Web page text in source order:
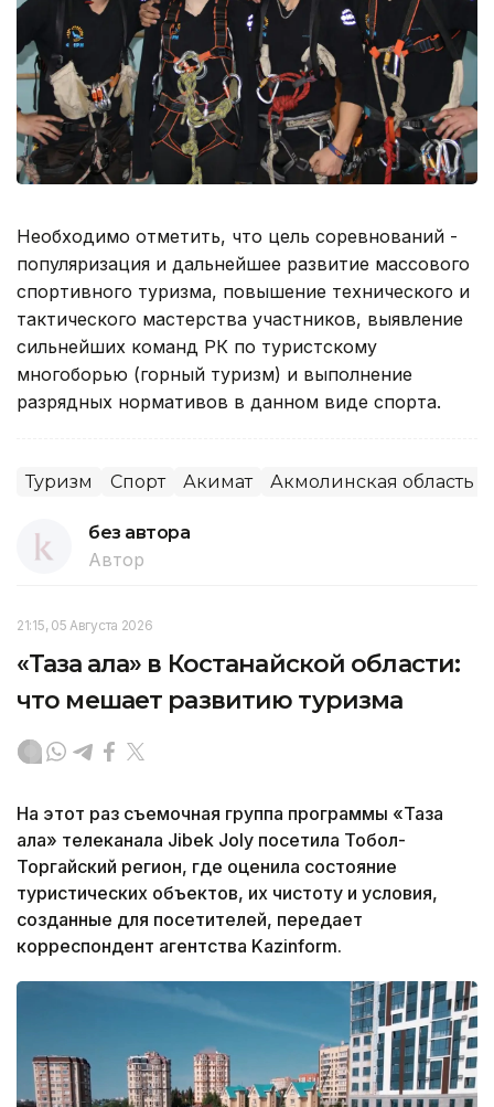
Необходимо отметить, что цель соревнований -
популяризация и дальнейшее развитие массового
спортивного туризма, повышение технического и
тактического мастерства участников, выявление
сильнейших команд РК по туристскому
многоборью (горный туризм) и выполнение
разрядных нормативов в данном виде спорта.
Туризм Спорт Акимат Акмолинская область
без автора
Автор
21:15, 05 Августа 2026
«Таза қала» в Костанайской области:
что мешает развитию туризма
На этот раз съемочная группа программы «Таза
қала» телеканала Jibek Joly посетила Тобол-
Торгайский регион, где оценила состояние
туристических объектов, их чистоту и условия,
созданные для посетителей, передает
корреспондент агентства Kazinform.